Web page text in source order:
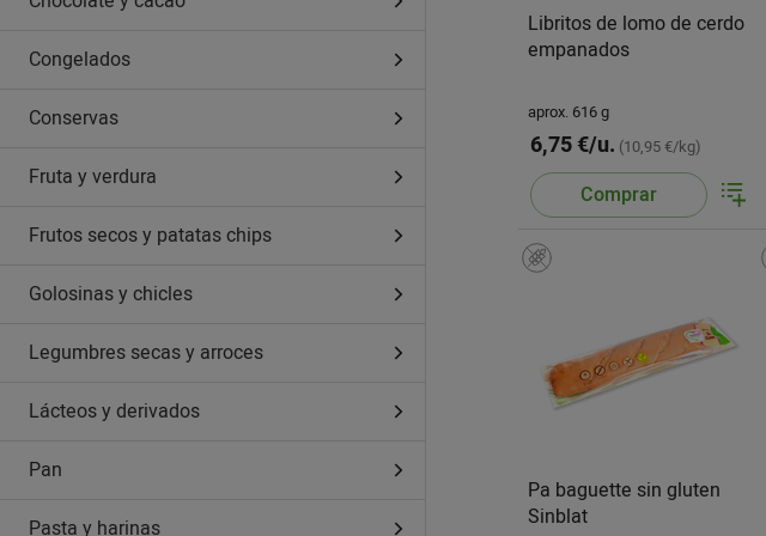
Congelados
Conservas
Fruta y verdura
Frutos secos y patatas chips
Golosinas y chicles
Legumbres secas y arroces
Lácteos y derivados
Pan
Pasta y harinas
Libritos de lomo de cerdo
empanados
aprox. 616 g
6,75 €/u. (10,95 €/kg)
Comprar
Pa baguette sin gluten
Sinblat